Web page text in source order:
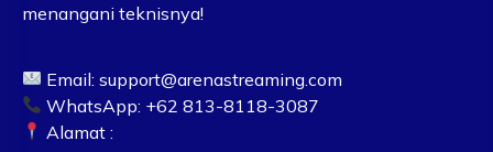
menangani teknisnya!
Email:support@arenastreaming.com
WhatsApp: +62 813-8118-3087
Alamat :